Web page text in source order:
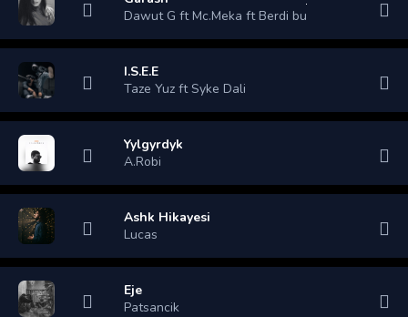
Dawut G ft Mc.Meka ft Berdi bu
I.S.E.E
Taze Yuz ft Syke Dali
Yylgyrdyk
A.Robi
Ashk Hikayesi
Lucas
Eje
Patsancik